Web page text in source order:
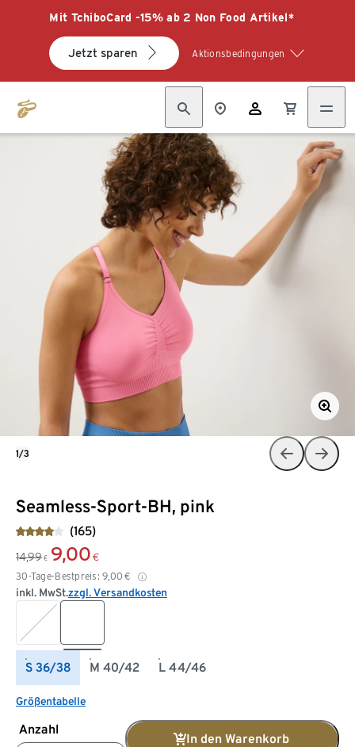
Mit TchiboCard -15% ab 2 Non Food Artikel*
Jetzt sparen Aktionsbedingungen
Seamless-Sport-BH, pink
(165)
14,99 € 9,00 €
30-Tage-Bestpreis: 9,00 €
inkl. MwSt.zzgl. Versandkosten
S 36/38 M 40/42 L 44/46
Größentabelle
Anzahl
In den Warenkorb
1/3